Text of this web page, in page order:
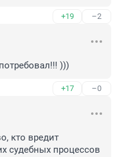
+19 –2
)))
+17 –0
кто вредит
судебных процессов